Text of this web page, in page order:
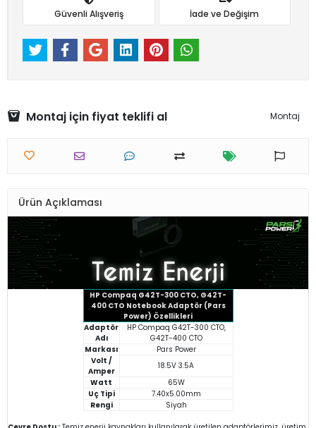
Güvenli Alışveriş İade ve Değişim
Montaj için fiyat teklifi al Montaj
Ürün Açıklaması
HP Compaq G42T-300 CTO, G42T-
400 CTO Notebook Adaptör (Pars
Power) Özellikleri
Adaptör
Adı
HP Compaq G42T-300 CTO,
G42T-400 CTO
Markası
Pars Power
Volt /
Amper
18.5V 3.5A
Watt
65W
Uç Tipi
7.40x5.00mm
Rengi
Siyah